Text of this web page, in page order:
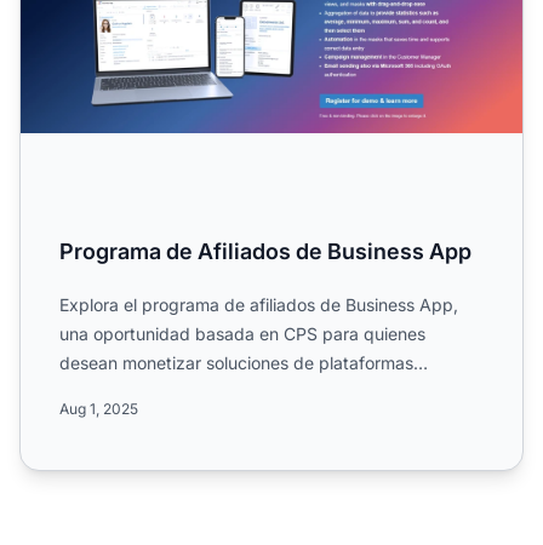
Programa de Afiliados de Business App
Explora el programa de afiliados de Business App,
una oportunidad basada en CPS para quienes
desean monetizar soluciones de plataformas
Aug 1, 2025